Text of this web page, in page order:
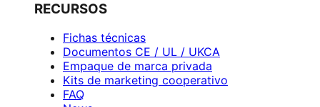
RECURSOS
Fichas técnicas
Documentos CE / UL / UKCA
Empaque de marca privada
Kits de marketing cooperativo
FAQ